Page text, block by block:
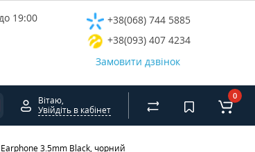
19:00
+38(068) 744 5885
+38(093) 407 4234
Замовити дзвінок
Вітаю,
Увійдіть в кабінет
0
3.5mm Black, чорний